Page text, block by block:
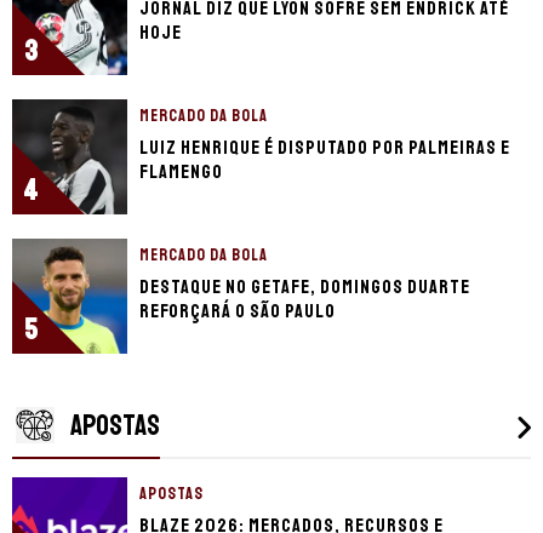
3
Jornal diz que Lyon sofre sem Endrick até
hoje
4
MERCADO DA BOLA
Luiz Henrique é disputado por Palmeiras e
Flamengo
5
MERCADO DA BOLA
Destaque no Getafe, Domingos Duarte
reforçará o São Paulo
APOSTAS
APOSTAS
Blaze 2026: mercados, recursos e